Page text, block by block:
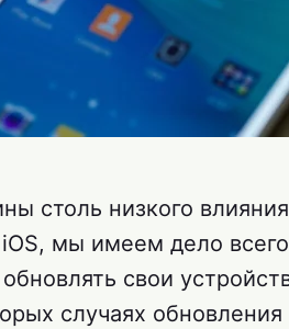
столь низкого
iOS, мы имеем дело
обновлять свои
случаях